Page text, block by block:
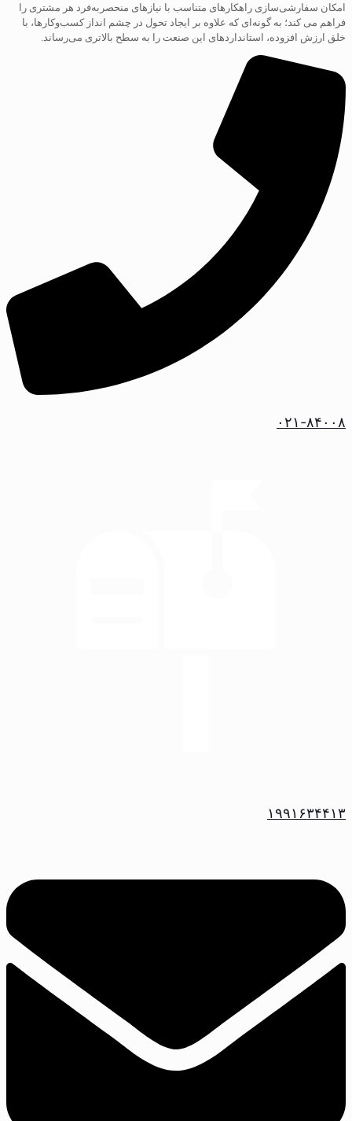
امکان سفارشی‌سازی راهکارهای متناسب با نیازهای منحصربه‌فرد هر مشتری را
فراهم می کند؛ به گونه‌ای که علاوه بر ایجاد تحول در چشم انداز کسب‌و‌کارها، با
خلق ارزش افزوده، استانداردهای این صنعت را به سطح بالاتری می‌رساند.
۰۲۱-۸۴۰۰۸
۱۹۹۱۶۳۴۴۱۳